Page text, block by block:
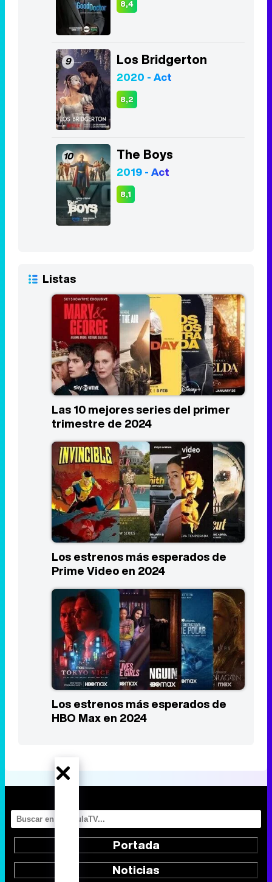
8,4
9 Los Bridgerton
2020 - Act
8,2
10 The Boys
2019 - Act
8,1
Listas
Las 10 mejores series del primer
trimestre de 2024
Los estrenos más esperados de
Prime Video en 2024
Los estrenos más esperados de
HBO Max en 2024
Portada
Noticias